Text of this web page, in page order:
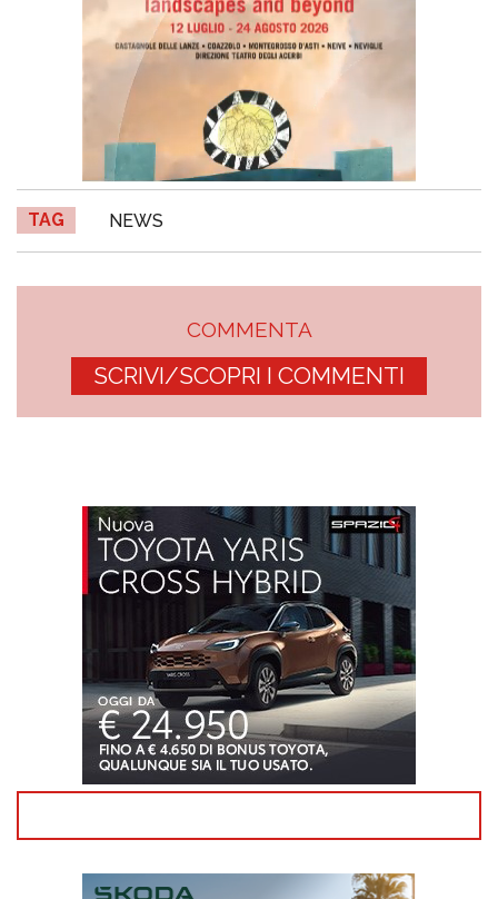
TAG NEWS
COMMENTA
SCRIVI/SCOPRI I COMMENTI